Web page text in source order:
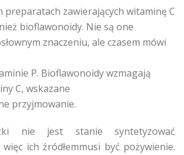
preparatach zawierających witaminę C
bioflawonoidy. Nie są one
znaczeniu, ale czasem mówi
P. Bioflawonoidy wzmagają
C, wskazane
przyjmowanie.
nie jest stanie syntetyzować
ich źródłemmusi być pożywienie.